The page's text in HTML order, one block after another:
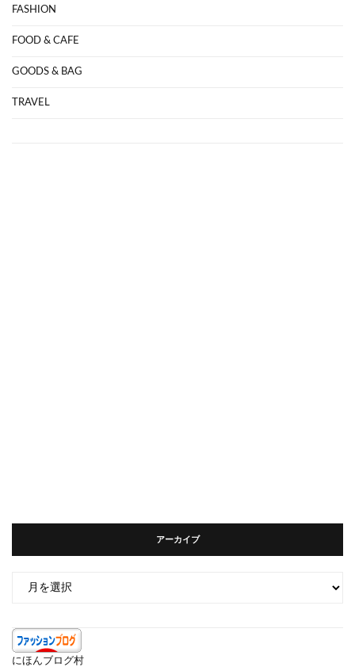
FASHION
FOOD & CAFE
GOODS & BAG
TRAVEL
アーカイブ
イ
ブ
にほんブログ村